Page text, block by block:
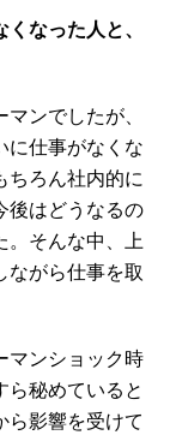
なった人と、
ンでしたが、
に仕事がなくな
ちろん社内的に
後はどうなるの
。そんな中、上
ながら仕事を取
マンショック時
ら秘めていると
ら影響を受けて